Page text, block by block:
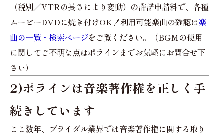
（税別／VTRの長さにより変動）の許諾申請料で、各種
ムービーDVDに焼き付けOK！利用可能楽曲の確認は楽
曲の一覧・検索ページをご覧ください。（BGMの使用
に関してご不明な点はポラインまでお気軽にお問合せ下
さい）
2)ポラインは音楽著作権を正しく手
続きしています
ここ数年、ブライダル業界では音楽著作権に関する取り